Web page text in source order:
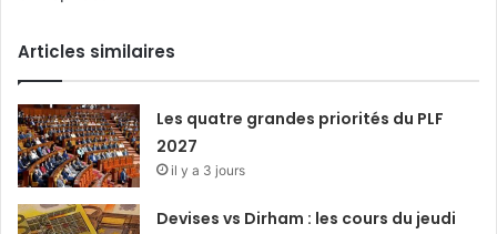
Articles similaires
Les quatre grandes priorités du PLF
2027
il y a 3 jours
Devises vs Dirham : les cours du jeudi